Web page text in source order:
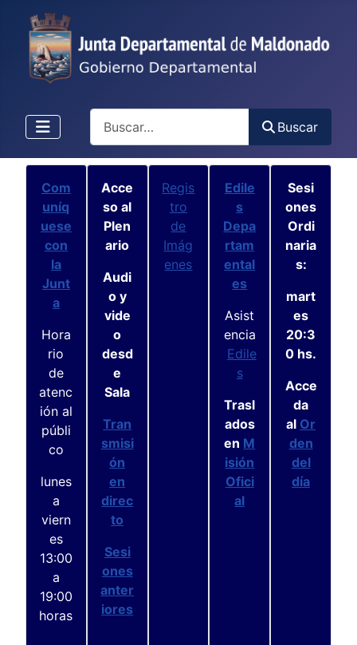
Buscar
Com
uníq
uese
con
la
Junt
a
Hora
rio
de
atenc
ión al
públi
co
lunes
a
viern
es
13:00
a
19:00
horas
Acce
so al
Plen
ario
Audi
o y
vide
o
desd
e
Sala
Tran
smisi
ón
en
direc
to
Sesi
ones
anter
iores
Regis
tro
de
Imág
enes
Edile
s
Depa
rtam
ental
es
Asist
encia
Edile
s
Trasl
ados
en M
isión
Ofici
al
Sesi
ones
Ordi
naria
s:
mart
es
20:3
0 hs.
Acce
da
al Or
den
del
día